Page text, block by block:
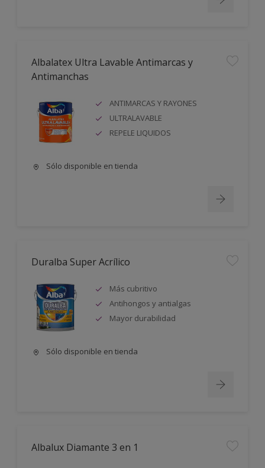
Albalatex Ultra Lavable Antimarcas y
Antimanchas
ANTIMARCAS Y RAYONES
ULTRALAVABLE
REPELE LIQUIDOS
Sólo disponible en tienda
Duralba Super Acrílico
Más cubritivo
Antihongos y antialgas
Mayor durabilidad
Sólo disponible en tienda
Albalux Diamante 3 en 1